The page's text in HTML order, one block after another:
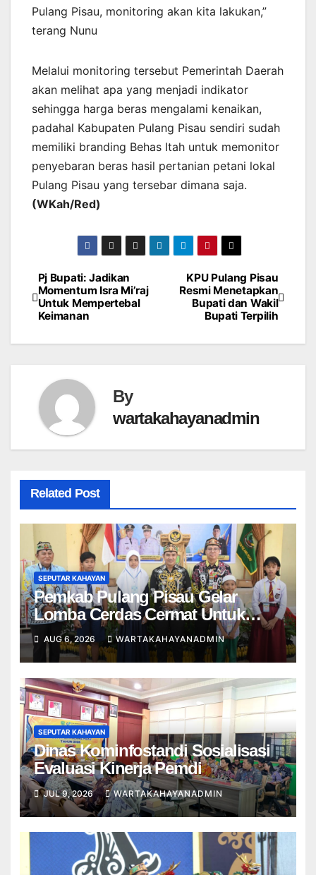
Pulang Pisau, monitoring akan kita lakukan,”
terang Nunu
Melalui monitoring tersebut Pemerintah Daerah
akan melihat apa yang menjadi indikator
sehingga harga beras mengalami kenaikan,
padahal Kabupaten Pulang Pisau sendiri sudah
memiliki branding Behas Itah untuk memonitor
penyebaran beras hasil pertanian petani lokal
Pulang Pisau yang tersebar dimana saja.
(WKah/Red)
Post
navigation
KPU Pulang Pisau
Resmi Menetapkan
Bupati dan Wakil
Bupati Terpilih
Pj Bupati: Jadikan
Momentum Isra Mi’raj
Untuk Mempertebal
Keimanan
By
wartakahayanadmin
Related Post
SEPUTAR KAHAYAN
Pemkab Pulang Pisau Gelar
Lomba Cerdas Cermat Untuk
Pelajar
AUG 6, 2026 WARTAKAHAYANADMIN
SEPUTAR KAHAYAN
Dinas Kominfostandi Sosialisasi
Evaluasi Kinerja Pemdi
JUL 9, 2026 WARTAKAHAYANADMIN